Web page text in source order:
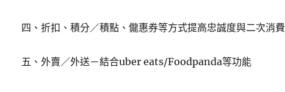
四、折扣、積分／積點、儱惠券等方式提高忠誠度與二次消費
五、外賣／外送－結合uber eats/Foodpanda等功能